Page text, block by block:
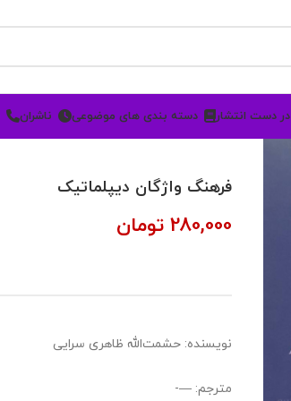
در دست انتشار دسته بندی های موضوعی ناشران
فرهنگ واژگان دیپلماتیک
280,000 تومان
نویسنده: حشمت‌الله ظاهری سرایی
مترجم: —-